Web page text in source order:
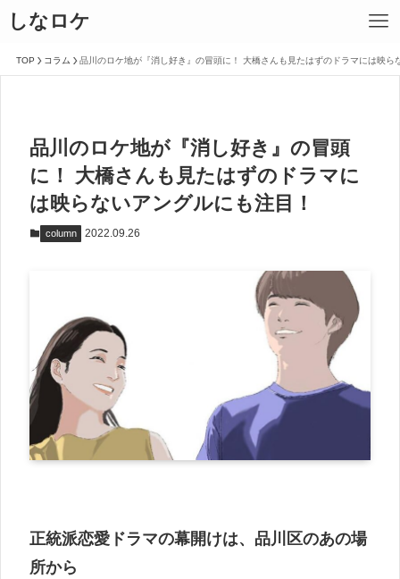
しなロケ
TOP コラム 品川のロケ地が『消し好き』の冒頭に！ 大橋さんも見たはずのドラマには映ら
品川のロケ地が『消し好き』の冒頭
に！ 大橋さんも見たはずのドラマに
は映らないアングルにも注目！
column 2022.09.26
正統派恋愛ドラマの幕開けは、品川区のあの場
所から